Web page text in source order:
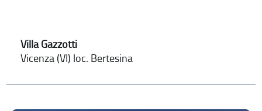
Villa Gazzotti
Vicenza (VI) loc. Bertesina